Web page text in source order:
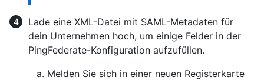
Lade eine XML-Datei mit SAML-Metadaten für
dein Unternehmen hoch, um einige Felder in der
PingFederate-Konfiguration aufzufüllen.
Melden Sie sich in einer neuen Registerkarte